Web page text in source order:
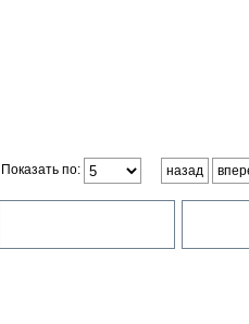
Показать по: назад